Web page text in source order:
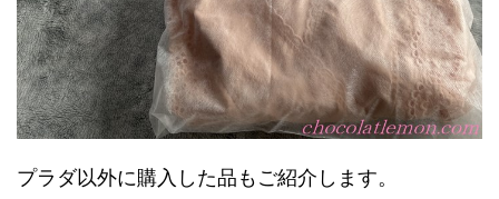
プラダ以外に購入した品もご紹介します。